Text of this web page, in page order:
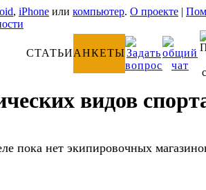
, iPhone или компьютер. О проекте |
СТАТЬИАНКЕТЫ
видов
пока нет экипировочных